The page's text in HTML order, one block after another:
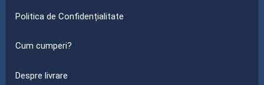
Politica de Confidențialitate
Cum cumperi?
Despre livrare